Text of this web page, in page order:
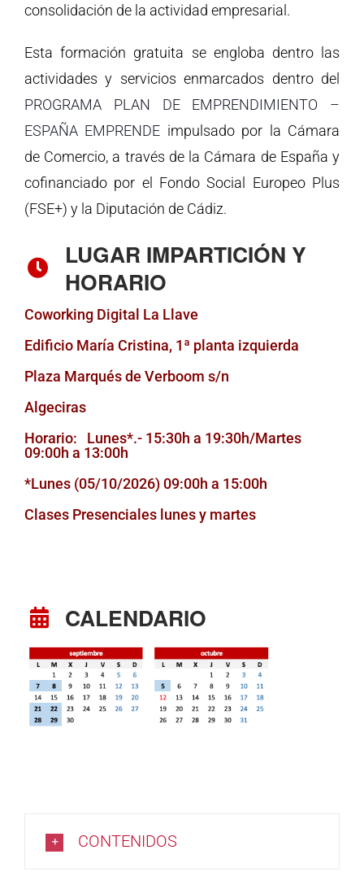
consolidación de la actividad empresarial.
Esta formación gratuita se engloba dentro las
actividades y servicios enmarcados dentro del
PROGRAMA PLAN DE EMPRENDIMIENTO –
ESPAÑA EMPRENDE impulsado por la Cámara
de Comercio, a través de la Cámara de España y
cofinanciado por el Fondo Social Europeo Plus
(FSE+) y la Diputación de Cádiz.
LUGAR IMPARTICIÓN Y
HORARIO
Coworking Digital La Llave
Edificio María Cristina, 1ª planta izquierda
Plaza Marqués de Verboom s/n
Algeciras
Horario: Lunes*.- 15:30h a 19:30h/Martes
09:00h a 13:00h
*Lunes (05/10/2026) 09:00h a 15:00h
Clases Presenciales lunes y martes
CALENDARIO
CONTENIDOS